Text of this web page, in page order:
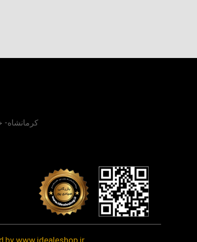
کرمانشاه-
www.idealeshop.ir